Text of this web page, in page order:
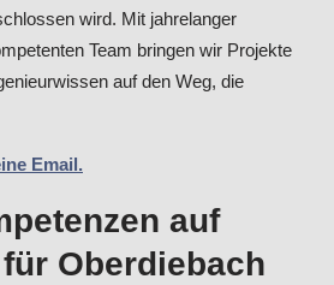
wird. Mit jahrelanger
Team bringen wir Projekte
auf den Weg, die
Email.
auf
Oberdiebach